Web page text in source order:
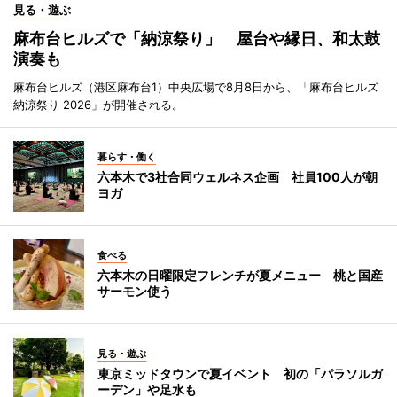
見る・遊ぶ
麻布台ヒルズで「納涼祭り」 屋台や縁日、和太鼓
演奏も
麻布台ヒルズ（港区麻布台1）中央広場で8月8日から、「麻布台ヒルズ
納涼祭り 2026」が開催される。
暮らす・働く
六本木で3社合同ウェルネス企画 社員100人が朝
ヨガ
食べる
六本木の日曜限定フレンチが夏メニュー 桃と国産
サーモン使う
見る・遊ぶ
東京ミッドタウンで夏イベント 初の「パラソルガ
ーデン」や足水も